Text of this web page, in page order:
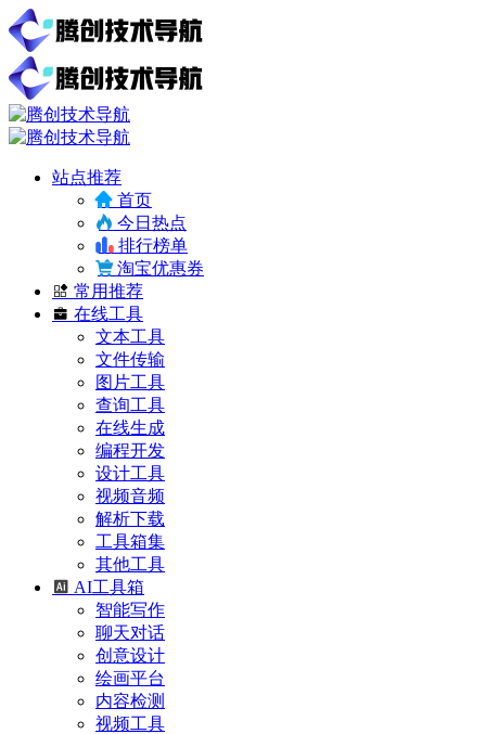
站点推荐
首页
今日热点
排行榜单
淘宝优惠券
常用推荐
在线工具
文本工具
文件传输
图片工具
查询工具
在线生成
编程开发
设计工具
视频音频
解析下载
工具箱集
其他工具
AI工具箱
智能写作
聊天对话
创意设计
绘画平台
内容检测
视频工具